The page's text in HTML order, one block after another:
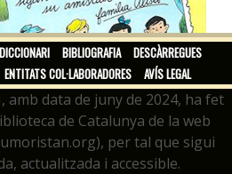
DICCIONARI BIBLIOGRAFIA
DESCÀRREGUES
ENTITATS COL·LABORADORES AVÍS LEGAL
amb data de juny de 2024, ha fet
de Catalunya de la web
per tal que sigui
actualitzada i accessible.